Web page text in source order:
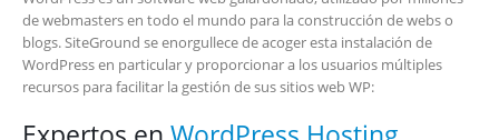
de webmasters en todo el mundo para la construcción de webs o
blogs. SiteGround se enorgullece de acoger esta instalación de
WordPress en particular y proporcionar a los usuarios múltiples
recursos para facilitar la gestión de sus sitios web WP: